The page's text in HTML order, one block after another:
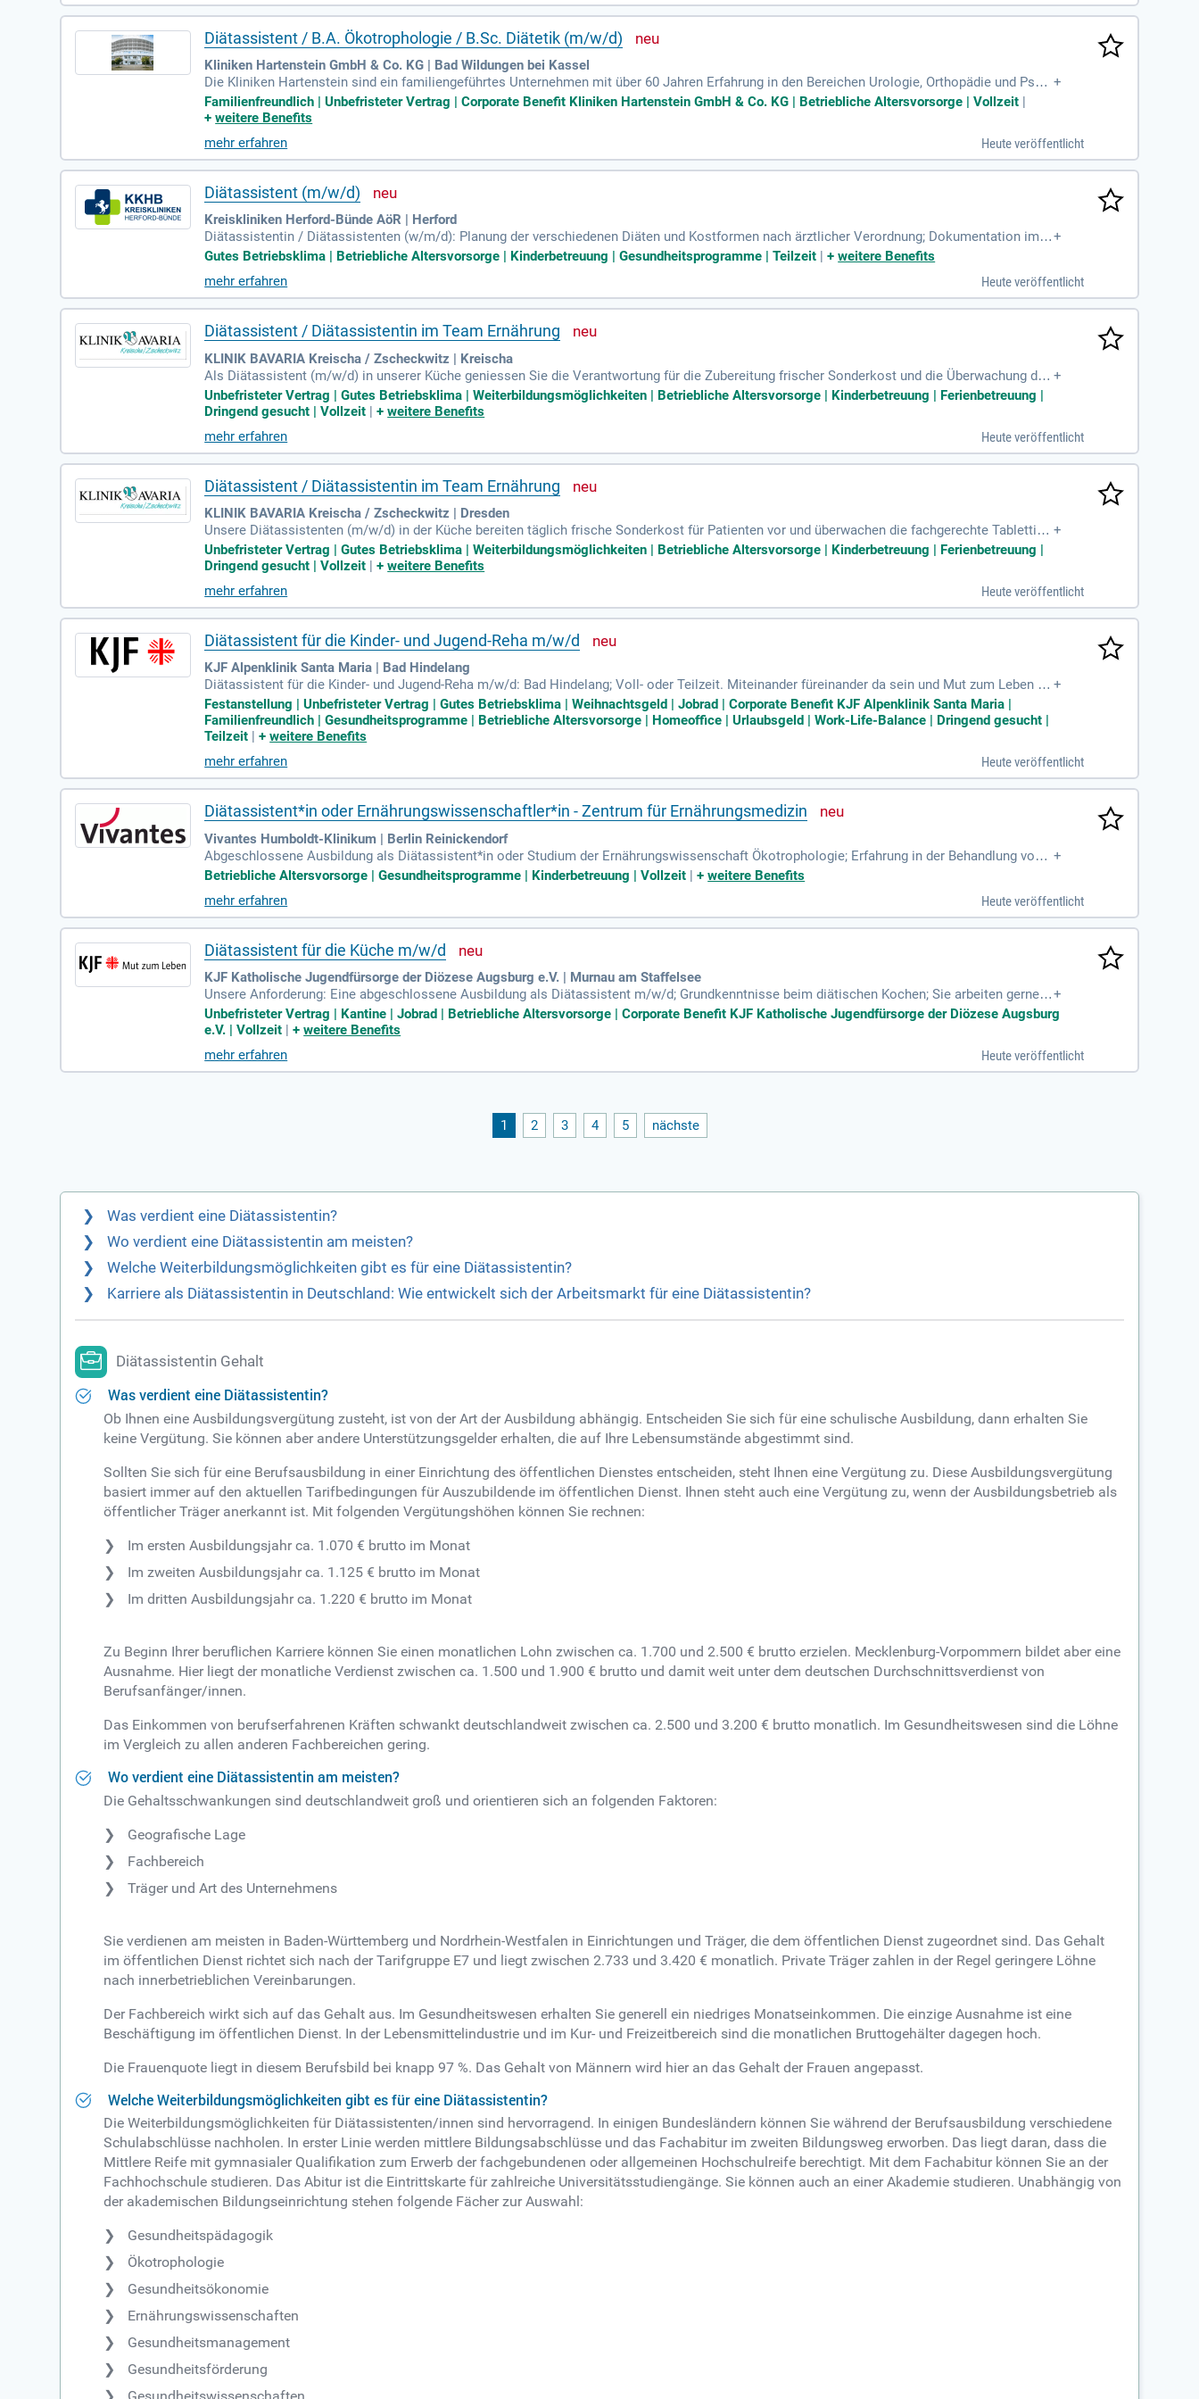
chirmer unter 0821 3160 6380 oder k.schirmer@diako-augsburg.de.
Diätassistent / B.A. Ökotrophologie / B.Sc. Diätetik (m/w/d)
Kliniken Hartenstein GmbH & Co. KG | Bad Wildungen bei Kassel
Die Kliniken Hartenstein sind ein familiengeführtes Unternehmen mit über 60 Jahren Erfahrung in den Bereichen Urologie, Orthopädie und Psyc
hosomatik. Unser Standort im malerischen Nationalpark Kellerwald-Edersee und der charmanten Kurstadt Bad Wildungen garantiert einen hohe
n Erholungswert. Wir fördern ein gesundes Gleichgewicht zwischen Beruf und Familie und bieten eigenverantwortliches Arbeiten. Unsere abwe
ngsberatungen. Bei uns steht der Mensch im Mittelpunkt, und Freude am Umgang mit Patienten ist essenziell. Entdecken Sie Ihre berufliche Zu
kunft in den Kliniken Hartenstein!
+
Familienfreundlich | Unbefristeter Vertrag | Corporate Benefit Kliniken Hartenstein GmbH & Co. KG | Betriebliche Altersvorsorge | Vollzeit |
+weitere Benefits
mehr erfahren
Heute veröffentlicht
Diätassistent (m/w/d)
Kreiskliniken Herford-Bünde AöR | Herford
Diätassistentin / Diätassistenten (w/m/d): Planung der verschiedenen Diäten und Kostformen nach ärztlicher Verordnung; Dokumentation im K
ISS; Durchführung von Diät- und Ernährungsberatung und Gesundheitsvorträge; Screening auf Mangelernährung (umfasst
+
Gutes Betriebsklima | Betriebliche Altersvorsorge | Kinderbetreuung | Gesundheitsprogramme | Teilzeit |+weitere Benefits
mehr erfahren
Heute veröffentlicht
Diätassistent / Diätassistentin im Team Ernährung
KLINIK BAVARIA Kreischa / Zscheckwitz | Kreischa
Als Diätassistent (m/w/d) in unserer Küche geniessen Sie die Verantwortung für die Zubereitung frischer Sonderkost und die Überwachung der
Tablettierung. Sie bringen umfangreiche Fachkenntnisse mit und unterstützen unser Küchenteam ab sofort. Ihre Hauptaufgaben umfassen die
Zubereitung von Mahlzeiten nach diätetischen Vorgaben und die Sicherstellung von Lebensmittelsicherheit sowie Hygiene. Zudem kommunizi
eren Sie eng mit der Ernährungsberatung und medizinischen Teams. Sie gewährleisten die Einhaltung von Allergiehinweisen und speziellen Ern
ährungsbedürfnissen. Bewerben Sie sich jetzt, um Teil unseres engagierten Teams zu werden und Patienten optimal zu versorgen!
+
Unbefristeter Vertrag | Gutes Betriebsklima | Weiterbildungsmöglichkeiten | Betriebliche Altersvorsorge | Kinderbetreuung | Ferienbetreuung |
Dringend gesucht | Vollzeit |+weitere Benefits
mehr erfahren
Heute veröffentlicht
Diätassistent / Diätassistentin im Team Ernährung
KLINIK BAVARIA Kreischa / Zscheckwitz | Dresden
Unsere Diätassistenten (m/w/d) in der Küche bereiten täglich frische Sonderkost für Patienten vor und überwachen die fachgerechte Tablettier
ung. Wir suchen ab sofort einen engagierten Diätassistenten oder Diätkoch (m/w/d), der unser Küchenteam unterstützt. Zu Deinen Aufgaben g
ehört die Zubereitung von Mahlzeiten, die den speziellen diätetischen Anforderungen entsprechen. Zudem gewährleistest Du die Einhaltung von
Diätvorschriften und Allergiehinweisen. Eine selbständige Planung und Organisation Deiner Arbeit ist unerlässlich. Du spielst eine entscheiden
de Rolle bei der Sicherstellung von Lebensmittelqualität und Hygiene sowie der Kommunikation mit dem medizinischen Team.
+
Unbefristeter Vertrag | Gutes Betriebsklima | Weiterbildungsmöglichkeiten | Betriebliche Altersvorsorge | Kinderbetreuung | Ferienbetreuung |
Dringend gesucht | Vollzeit |+weitere Benefits
mehr erfahren
Heute veröffentlicht
Diätassistent für die Kinder- und Jugend-Reha m/w/d
KJF Alpenklinik Santa Maria | Bad Hindelang
Diätassistent für die Kinder- und Jugend-Reha m/w/d: Bad Hindelang; Voll- oder Teilzeit. Miteinander füreinander da sein und Mut zum Leben ge
ben. Wir suchen Menschen, die im Bildungs-, Sozial- sowie Gesundheitswesen was bewegen möchten!
+
Festanstellung | Unbefristeter Vertrag | Gutes Betriebsklima | Weihnachtsgeld | Jobrad | Corporate Benefit KJF Alpenklinik Santa Maria |
Familienfreundlich | Gesundheitsprogramme | Betriebliche Altersvorsorge | Homeoffice | Urlaubsgeld | Work-Life-Balance | Dringend gesucht |
Teilzeit |+weitere Benefits
mehr erfahren
Heute veröffentlicht
Diätassistent*in oder Ernährungswissenschaftler*in - Zentrum für Ernährungsmedizin
Vivantes Humboldt-Klinikum | Berlin Reinickendorf
Abgeschlossene Ausbildung als Diätassistent*in oder Studium der Ernährungswissenschaft Ökotrophologie; Erfahrung in der Behandlung von
Mangelernährung sowie fundiertes ernährungsmedizinisches Wissen; Kenntnisse in der Erstellung indikationsbezogener parenteraler
+
Betriebliche Altersvorsorge | Gesundheitsprogramme | Kinderbetreuung | Vollzeit |+weitere Benefits
mehr erfahren
Heute veröffentlicht
Diätassistent für die Küche m/w/d
KJF Katholische Jugendfürsorge der Diözese Augsburg e.V. | Murnau am Staffelsee
Unsere Anforderung: Eine abgeschlossene Ausbildung als Diätassistent m/w/d; Grundkenntnisse beim diätischen Kochen; Sie arbeiten gerne i
n einem interdisziplinären Team; Sie sind flexibel und bevorzugen einen abwechslungsreichen Arbeitsalltag; Sie sind
+
Unbefristeter Vertrag | Kantine | Jobrad | Betriebliche Altersvorsorge | Corporate Benefit KJF Katholische Jugendfürsorge der Diözese Augsburg
e.V. | Vollzeit |+weitere Benefits
mehr erfahren
Heute veröffentlicht
1 2 3 4 5 nächste
Was verdient eine Diätassistentin?
Wo verdient eine Diätassistentin am meisten?
Welche Weiterbildungsmöglichkeiten gibt es für eine Diätassistentin?
Karriere als Diätassistentin in Deutschland: Wie entwickelt sich der Arbeitsmarkt für eine Diätassistentin?
Diätassistentin Gehalt
Was verdient eine Diätassistentin?
Ob Ihnen eine Ausbildungsvergütung zusteht, ist von der Art der Ausbildung abhängig. Entscheiden Sie sich für eine schulische Ausbildung, dann erhalten Sie
keine Vergütung. Sie können aber andere Unterstützungsgelder erhalten, die auf Ihre Lebensumstände abgestimmt sind.
Sollten Sie sich für eine Berufsausbildung in einer Einrichtung des öffentlichen Dienstes entscheiden, steht Ihnen eine Vergütung zu. Diese Ausbildungsvergütung
basiert immer auf den aktuellen Tarifbedingungen für Auszubildende im öffentlichen Dienst. Ihnen steht auch eine Vergütung zu, wenn der Ausbildungsbetrieb als
öffentlicher Träger anerkannt ist. Mit folgenden Vergütungshöhen können Sie rechnen:
Im ersten Ausbildungsjahr ca. 1.070 € brutto im Monat
Im zweiten Ausbildungsjahr ca. 1.125 € brutto im Monat
Im dritten Ausbildungsjahr ca. 1.220 € brutto im Monat
Zu Beginn Ihrer beruflichen Karriere können Sie einen monatlichen Lohn zwischen ca. 1.700 und 2.500 € brutto erzielen. Mecklenburg-Vorpommern bildet aber eine
Ausnahme. Hier liegt der monatliche Verdienst zwischen ca. 1.500 und 1.900 € brutto und damit weit unter dem deutschen Durchschnittsverdienst von
Berufsanfänger/innen.
Das Einkommen von berufserfahrenen Kräften schwankt deutschlandweit zwischen ca. 2.500 und 3.200 € brutto monatlich. Im Gesundheitswesen sind die Löhne
im Vergleich zu allen anderen Fachbereichen gering.
Wo verdient eine Diätassistentin am meisten?
Die Gehaltsschwankungen sind deutschlandweit groß und orientieren sich an folgenden Faktoren:
Geografische Lage
Fachbereich
Träger und Art des Unternehmens
Sie verdienen am meisten in Baden-Württemberg und Nordrhein-Westfalen in Einrichtungen und Träger, die dem öffentlichen Dienst zugeordnet sind. Das Gehalt
im öffentlichen Dienst richtet sich nach der Tarifgruppe E7 und liegt zwischen 2.733 und 3.420 € monatlich. Private Träger zahlen in der Regel geringere Löhne
nach innerbetrieblichen Vereinbarungen.
Der Fachbereich wirkt sich auf das Gehalt aus. Im Gesundheitswesen erhalten Sie generell ein niedriges Monatseinkommen. Die einzige Ausnahme ist eine
Beschäftigung im öffentlichen Dienst. In der Lebensmittelindustrie und im Kur- und Freizeitbereich sind die monatlichen Bruttogehälter dagegen hoch.
Die Frauenquote liegt in diesem Berufsbild bei knapp 97 %. Das Gehalt von Männern wird hier an das Gehalt der Frauen angepasst.
Welche Weiterbildungsmöglichkeiten gibt es für eine Diätassistentin?
Die Weiterbildungsmöglichkeiten für Diätassistenten/innen sind hervorragend. In einigen Bundesländern können Sie während der Berufsausbildung verschiedene
Schulabschlüsse nachholen. In erster Linie werden mittlere Bildungsabschlüsse und das Fachabitur im zweiten Bildungsweg erworben. Das liegt daran, dass die
Mittlere Reife mit gymnasialer Qualifikation zum Erwerb der fachgebundenen oder allgemeinen Hochschulreife berechtigt. Mit dem Fachabitur können Sie an der
Fachhochschule studieren. Das Abitur ist die Eintrittskarte für zahlreiche Universitätsstudiengänge. Sie können auch an einer Akademie studieren. Unabhängig von
der akademischen Bildungseinrichtung stehen folgende Fächer zur Auswahl:
Gesundheitspädagogik
Ökotrophologie
Gesundheitsökonomie
Ernährungswissenschaften
Gesundheitsmanagement
Gesundheitsförderung